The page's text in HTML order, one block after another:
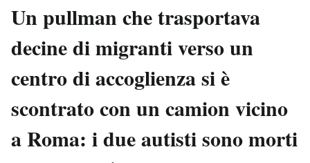
Italia
Politica
Tecnologia
Scienza
Moda
Consumismi
Storie/Idee
Media
Europa
Un pullman che trasportava
decine di migranti verso un
centro di accoglienza si è
scontrato con un camion vicino
a Roma: i due autisti sono morti